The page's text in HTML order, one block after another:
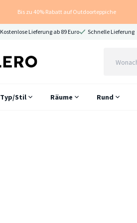
Bis zu 40% Rabatt auf Outdoorteppiche
Kostenlose Lieferung ab 89 Euro Schnelle Lieferung
Typ/Stil Räume Rund